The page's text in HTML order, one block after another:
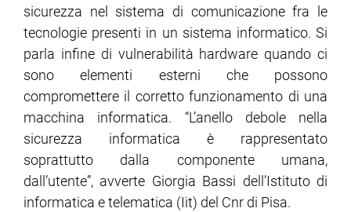
sicurezza nel sistema di comunicazione fra le
tecnologie presenti in un sistema informatico. Si
parla infine di vulnerabilità hardware quando ci
sono elementi esterni che possono
compromettere il corretto funzionamento di una
macchina informatica. “L’anello debole nella
sicurezza informatica è rappresentato
soprattutto dalla componente umana,
dall’utente”, avverte Giorgia Bassi dell’Istituto di
informatica e telematica (Iit) del Cnr di Pisa.